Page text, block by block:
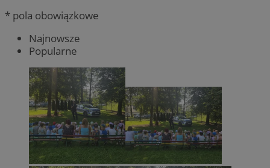
* pola obowiązkowe
Najnowsze
Popularne